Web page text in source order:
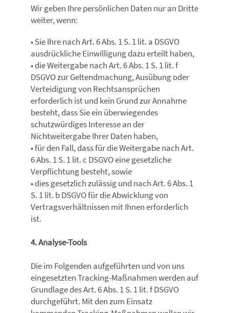
Wir geben Ihre persönlichen Daten nur an Dritte
weiter, wenn:
• Sie Ihre nach Art. 6 Abs. 1 S. 1 lit. a DSGVO
ausdrückliche Einwilligung dazu erteilt haben,
• die Weitergabe nach Art. 6 Abs. 1 S. 1 lit. f
DSGVO zur Geltendmachung, Ausübung oder
Verteidigung von Rechtsansprüchen
erforderlich ist und kein Grund zur Annahme
besteht, dass Sie ein überwiegendes
schutzwürdiges Interesse an der
Nichtweitergabe Ihrer Daten haben,
• für den Fall, dass für die Weitergabe nach Art.
6 Abs. 1 S. 1 lit. c DSGVO eine gesetzliche
Verpflichtung besteht, sowie
• dies gesetzlich zulässig und nach Art. 6 Abs. 1
S. 1 lit. b DSGVO für die Abwicklung von
Vertragsverhältnissen mit Ihnen erforderlich
ist.
4. Analyse-Tools
Die im Folgenden aufgeführten und von uns
eingesetzten Tracking-Maßnahmen werden auf
Grundlage des Art. 6 Abs. 1 S. 1 lit. f DSGVO
durchgeführt. Mit den zum Einsatz